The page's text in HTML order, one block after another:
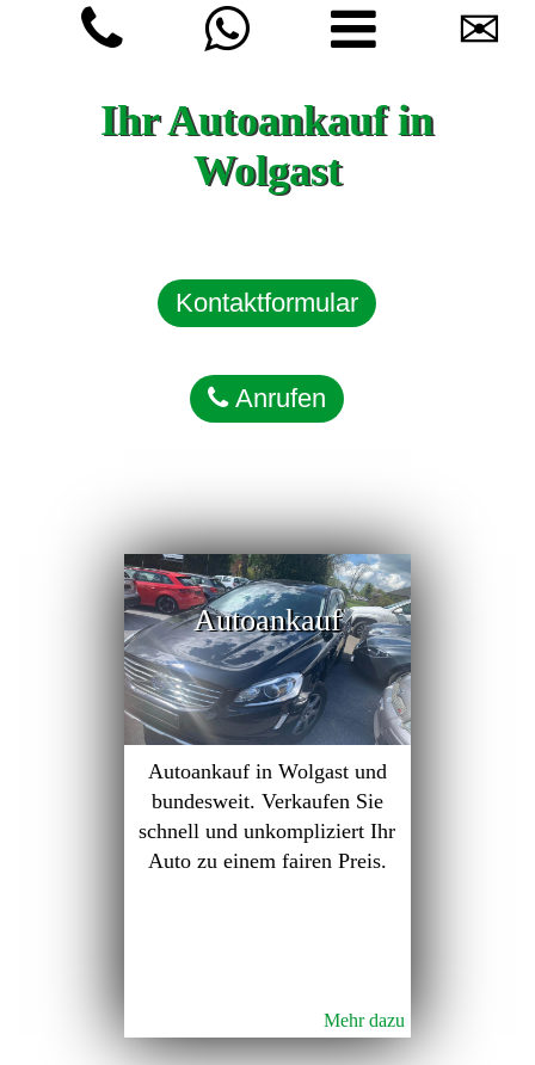
✉
Ihr Autoankauf in
Wolgast
Kontaktformular
Anrufen
Autoankauf
Autoankauf in Wolgast und
bundesweit. Verkaufen Sie
schnell und unkompliziert Ihr
Auto zu einem fairen Preis.
Mehr dazu